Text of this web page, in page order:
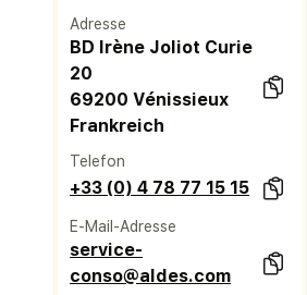
Adresse
BD Irène Joliot Curie
20
69200 Vénissieux
Frankreich
Telefon
+33 (0) 4 78 77 15 15
E-Mail-Adresse
service-
conso@aldes.com